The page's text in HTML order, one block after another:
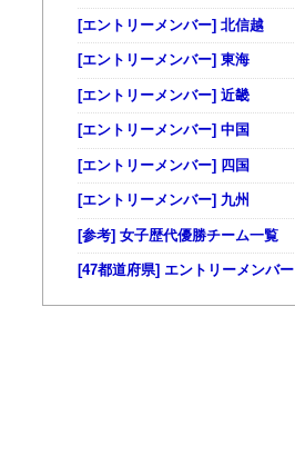
[エントリーメンバー] 北信越
[エントリーメンバー] 東海
[エントリーメンバー] 近畿
[エントリーメンバー] 中国
[エントリーメンバー] 四国
[エントリーメンバー] 九州
[参考] 女子歴代優勝チーム一覧
[47都道府県] エントリーメンバー